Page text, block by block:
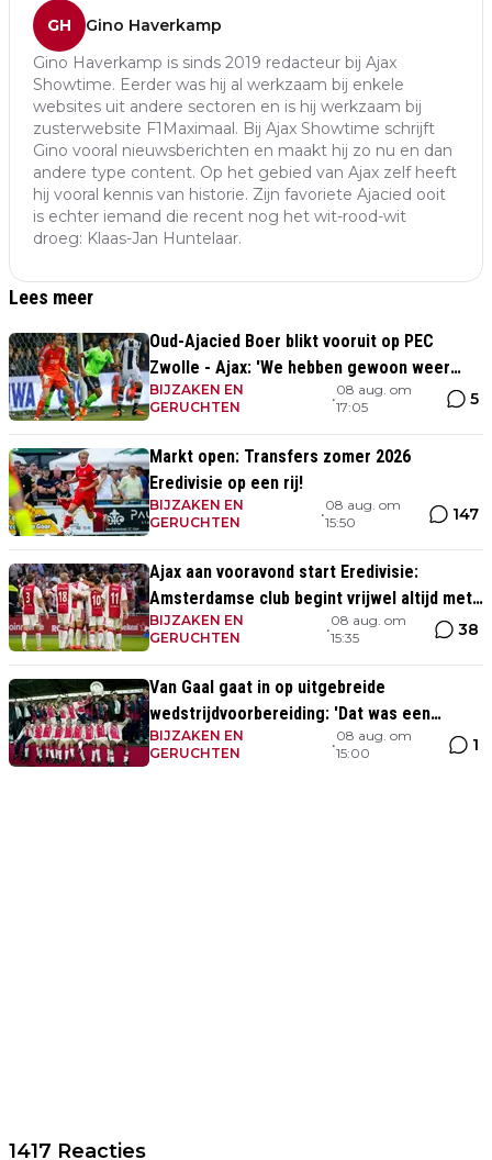
GH
Gino Haverkamp
Gino Haverkamp is sinds 2019 redacteur bij Ajax
Showtime. Eerder was hij al werkzaam bij enkele
websites uit andere sectoren en is hij werkzaam bij
zusterwebsite F1Maximaal. Bij Ajax Showtime schrijft
Gino vooral nieuwsberichten en maakt hij zo nu en dan
andere type content. Op het gebied van Ajax zelf heeft
hij vooral kennis van historie. Zijn favoriete Ajacied ooit
is echter iemand die recent nog het wit-rood-wit
droeg: Klaas-Jan Huntelaar.
Lees meer
Oud-Ajacied Boer blikt vooruit op PEC
Zwolle - Ajax: 'We hebben gewoon weer
kans tegen Ajax'
BIJZAKEN EN
GERUCHTEN
•
08 aug. om
17:05
5
Markt open: Transfers zomer 2026
Eredivisie op een rij!
BIJZAKEN EN
GERUCHTEN
•
08 aug. om
15:50
147
Ajax aan vooravond start Eredivisie:
Amsterdamse club begint vrijwel altijd met
zege
BIJZAKEN EN
GERUCHTEN
•
08 aug. om
15:35
38
Van Gaal gaat in op uitgebreide
wedstrijdvoorbereiding: 'Dat was een
aparte discipline, een ritme'
BIJZAKEN EN
GERUCHTEN
•
08 aug. om
15:00
1
1417 Reacties